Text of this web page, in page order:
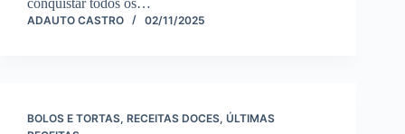
conquistar todos os…
ADAUTO CASTRO 02/11/2025
BOLOS E TORTAS, RECEITAS DOCES, ÚLTIMAS